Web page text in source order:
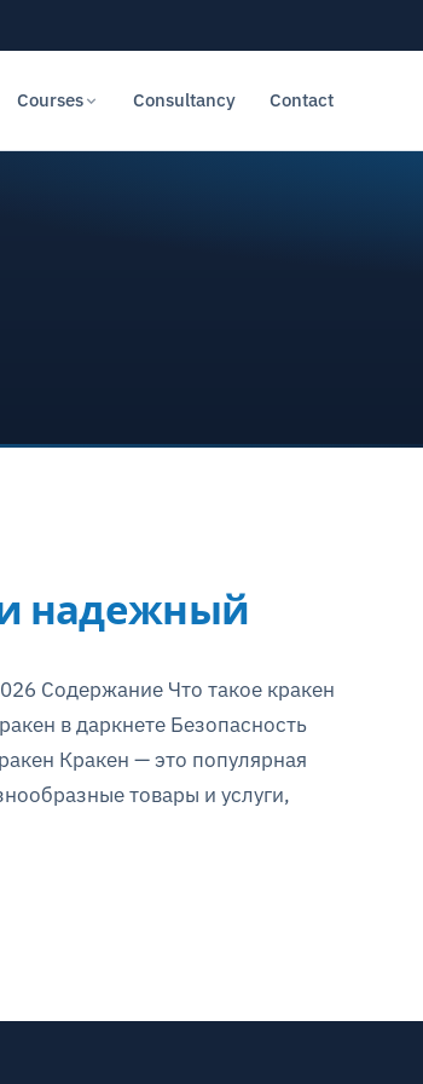
Courses Consultancy Contact
и надежный
Содержание Что такое кракен
в даркнете Безопасность
Кракен — это популярная
товары и услуги,